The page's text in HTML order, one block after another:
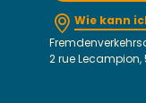
Wie kann
2 rue